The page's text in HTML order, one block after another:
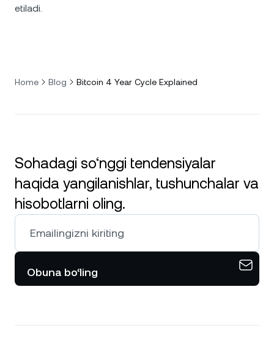
etiladi.
Home Blog Bitcoin 4 Year Cycle Explained
Sohadagi so‘nggi tendensiyalar
haqida yangilanishlar, tushunchalar va
hisobotlarni oling.
Obuna bo‘ling